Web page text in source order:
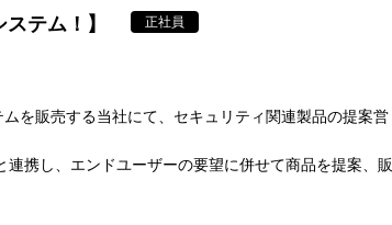
テム！】
正社員
を販売する当社にて、セキュリティ関連製品の提案営
携し、エンドユーザーの要望に併せて商品を提案、販